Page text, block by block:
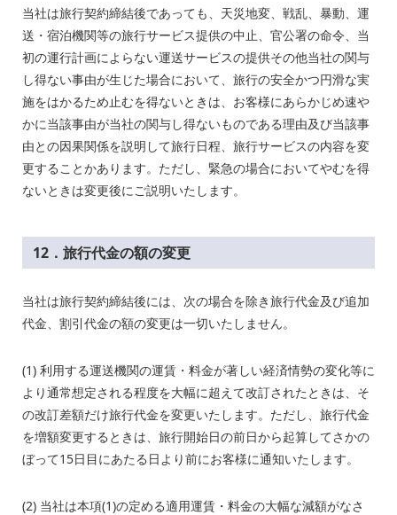
当社は旅行契約締結後であっても、天災地変、戦乱、暴動、運
送・宿泊機関等の旅行サービス提供の中止、官公署の命令、当
初の運行計画によらない運送サービスの提供その他当社の関与
し得ない事由が生じた場合において、旅行の安全かつ円滑な実
施をはかるため止むを得ないときは、お客様にあらかじめ速や
かに当該事由が当社の関与し得ないものである理由及び当該事
由との因果関係を説明して旅行日程、旅行サービスの内容を変
更することかあります。ただし、緊急の場合においてやむを得
ないときは変更後にご説明いたします。
12．旅行代金の額の変更
当社は旅行契約締結後には、次の場合を除き旅行代金及び追加
代金、割引代金の額の変更は一切いたしません。
(1) 利用する運送機関の運賃・料金が著しい経済情勢の変化等に
より通常想定される程度を大幅に超えて改訂されたときは、そ
の改訂差額だけ旅行代金を変更いたします。ただし、旅行代金
を増額変更するときは、旅行開始日の前日から起算してさかの
ぼって15日目にあたる日より前にお客様に通知いたします。
(2) 当社は本項(1)の定める適用運賃・料金の大幅な減額がなさ